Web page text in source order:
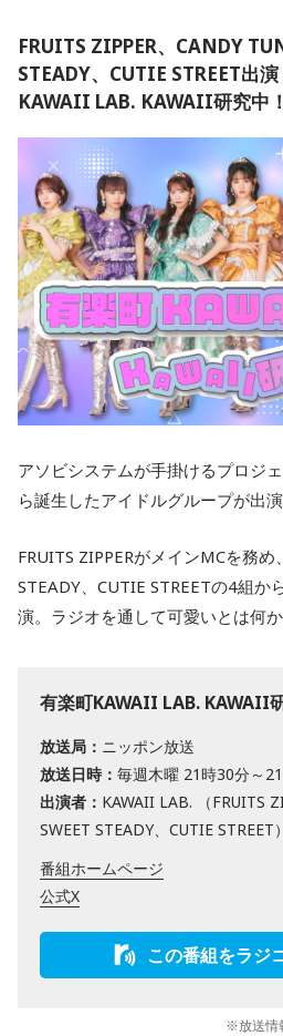
FRUITS ZIPPER、CANDY
STEADY、CUTIE STREET出
KAWAII LAB. KAWAII研究中！
アソビシステムが手掛けるプロジ
ら誕生したアイドルグループが出演
FRUITS ZIPPERがメインMCを務
STEADY、CUTIE STREETの4組か
演。ラジオを通して可愛いとは何
有楽町KAWAII LAB. KAWAII
放送局： ニッポン放送
放送日時： 毎週木曜 21時30分～
出演者： KAWAII LAB. （FRUITS
SWEET STEADY、CUTIE STREET）
番組ホームページ
公式X
この番組をラジ
※放送情